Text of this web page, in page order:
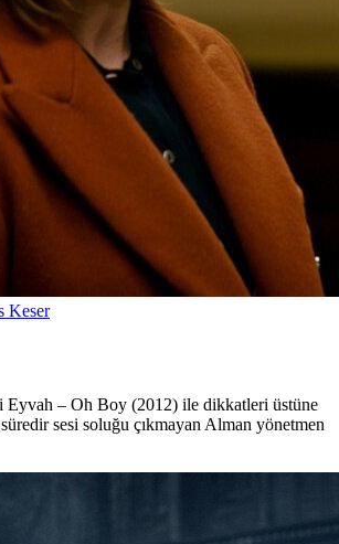
Keser
Eyvah – Oh Boy (2012) ile dikkatleri üstüne
sesi soluğu çıkmayan Alman yönetmen